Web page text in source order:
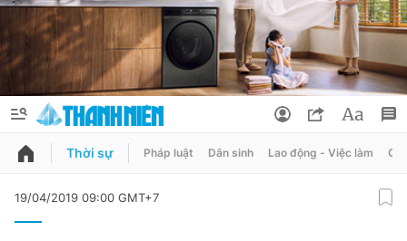
QUẢNG CÁO
Thời sự Pháp luật Dân sinh Lao động - Việc làm
19/04/2019 09:00 GMT+7